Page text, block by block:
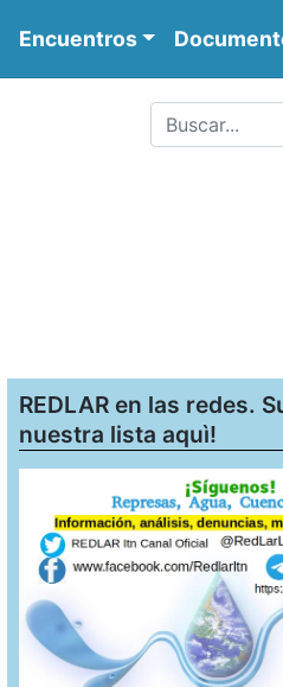
Encuentros
REDLAR en las redes.
nuestra lista aquì!